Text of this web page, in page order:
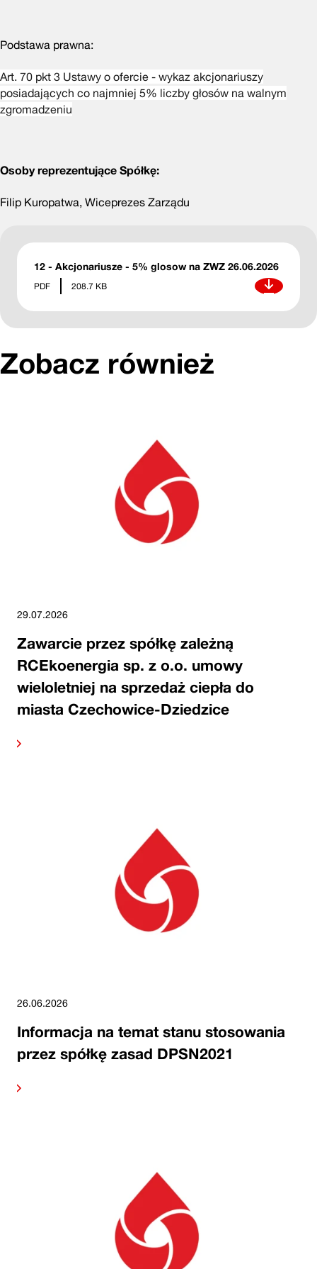
Podstawa prawna:
Art. 70 pkt 3 Ustawy o ofercie - wykaz akcjonariuszy
posiadających co najmniej 5% liczby głosów na walnym
zgromadzeniu
Osoby reprezentujące Spółkę:
Filip Kuropatwa, Wiceprezes Zarządu
12 - Akcjonariusze - 5% glosow na ZWZ 26.06.2026
PDF 208.7 KB Pobierz
Zobacz również
29.07.2026
Zawarcie przez spółkę zależną
RCEkoenergia sp. z o.o. umowy
wieloletniej na sprzedaż ciepła do
miasta Czechowice-Dziedzice
26.06.2026
Informacja na temat stanu stosowania
przez spółkę zasad DPSN2021